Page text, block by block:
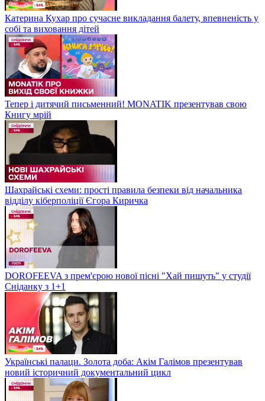
Катерина Кухар про сучасне викладання балету, впевненість у
собі та виховання дітей
Тепер і дитячий письменний! MONATIK презентував свою
Книгу мрій
Шахрайські схеми: прості правила безпеки від начальника
відділу кіберполіції Єгора Киричка
DOROFEEVA з прем'єрою нової пісні "Хай пишуть" у студії
Сніданку з 1+1
Українські палаци. Золота доба: Акім Галімов презентував
новий історичний документальний цикл